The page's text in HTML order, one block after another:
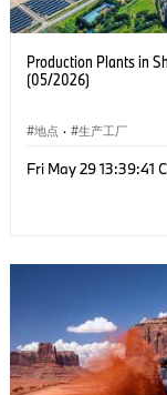
Production Plants in
(05/2026)
地点 · 生产工厂
Fri May 29 13:39:41